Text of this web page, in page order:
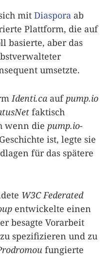
mit Diaspora ab
Plattform, die auf
basierte, aber das
umsetzte.
Identi.ca auf pump.io
faktisch
wenn die pump.io-
ist, legte sie
für das spätere
W3C Federated
entwickelte einen
besagte Vorarbeit
zu spezifizieren und zu
fungierte